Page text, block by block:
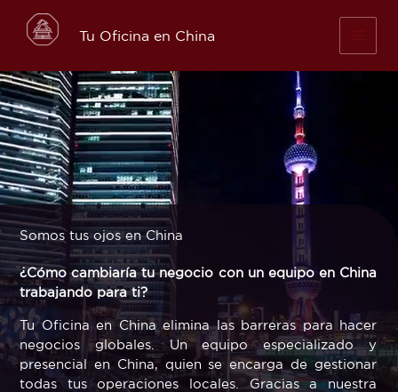
content
Tu Oficina en China
Somos tus ojos en China
¿Cómo cambiaría tu negocio con un equipo en China
trabajando para ti?
Tu Oficina en China elimina las barreras para hacer
negocios globales. Un equipo especializado y
presencial en China, quien se encarga de gestionar
todas tus operaciones locales. Gracias a nuestra